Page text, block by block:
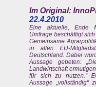
Im Original:
22.4.2010
Eine aktuelle, Ende
Umfrage beschäftigt
Gemeinsame
in allen EU-
Deutschland. Dabei
Aussage gebeten:
Landwirtschaft
für sich zu nutzen.“
Aussage „vollständig“